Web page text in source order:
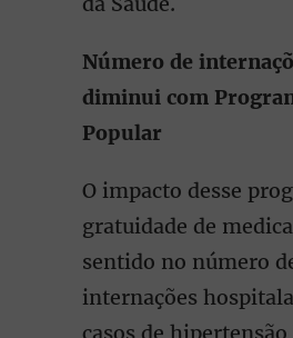
Número de
diminui com
Popular
O impacto desse
gratuidade de
sentido no número
internações